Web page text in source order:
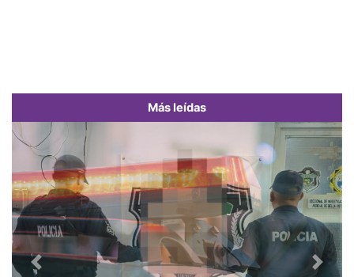
Más leídas
Previous Next